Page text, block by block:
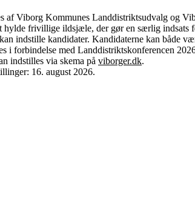
af Viborg Kommunes Landdistriktsudvalg og
hylde frivillige ildsjæle, der gør en særlig
indstille kandidater. Kandidaterne kan både
i forbindelse med Landdistriktskonferencen
indstilles via skema på viborger.dk.
16. august 2026.